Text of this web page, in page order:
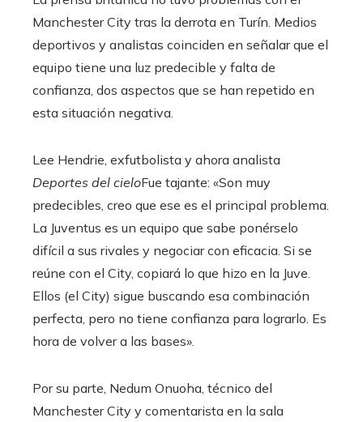
Manchester City tras la derrota en Turín. Medios
deportivos y analistas coinciden en señalar que el
equipo tiene una luz predecible y falta de
confianza, dos aspectos que se han repetido en
esta situación negativa.
Lee Hendrie, exfutbolista y ahora analista
Deportes del cieloFue tajante: «Son muy
predecibles, creo que ese es el principal problema.
La Juventus es un equipo que sabe ponérselo
difícil a sus rivales y negociar con eficacia. Si se
reúne con el City, copiará lo que hizo en la Juve.
Ellos (el City) sigue buscando esa combinación
perfecta, pero no tiene confianza para lograrlo. Es
hora de volver a las bases».
Por su parte, Nedum Onuoha, técnico del
Manchester City y comentarista en la sala